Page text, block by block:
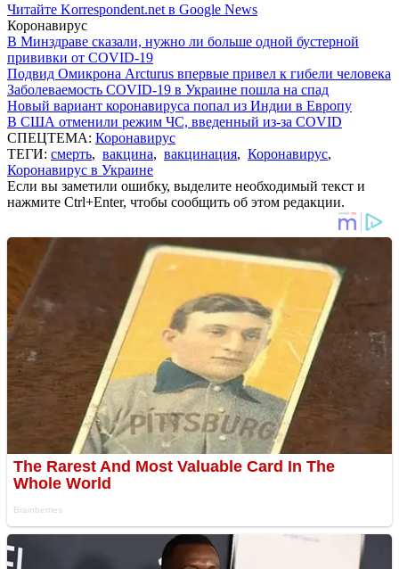
Читайте Korrespondent.net в Google News
Коронавирус
В Минздраве сказали, нужно ли больше одной бустерной
прививки от COVID-19
Подвид Омикрона Arcturus впервые привел к гибели человека
Заболеваемость COVID-19 в Украине пошла на спад
Новый вариант коронавируса попал из Индии в Европу
В США отменили режим ЧС, введенный из-за COVID
СПЕЦТЕМА: Коронавирус
ТЕГИ: смерть, вакцина, вакцинация, Коронавирус,
Коронавирус в Украине
Если вы заметили ошибку, выделите необходимый текст и
нажмите Ctrl+Enter, чтобы сообщить об этом редакции.